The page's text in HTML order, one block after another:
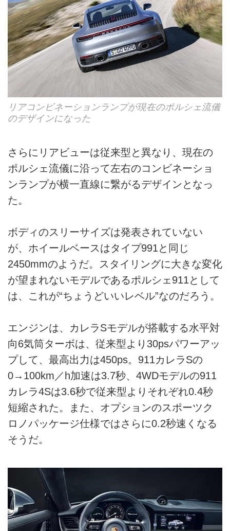
リアコンビネーションランプが現在のポルシェ流儀
のデザインになった
さらにリアビューは従来型と異なり、現在の
ポルシェ流儀に沿って左右のコンビネーショ
ンランプが横一直線に繋がるデザインとなっ
た。
ボディのスリーサイズは発表されていない
が、ホイールベースはタイプ991と同じ
2450mmのようだ。スタイリングに大きな変化
が望まれないモデルであるポルシェ911として
は、これが“ちょうどいいレベル”なのだろう。
エンジンは、カレラSモデルが搭載する水平対
向6気筒ターボは、従来型より30psパワーアッ
プして、最高出力は450ps。911カレラSの
0→100km／h加速は3.7秒、4WDモデルの911
カレラ4Sは3.6秒で従来型よりそれぞれ0.4秒
短縮された。また、オプションのスポーツク
ロノパッケージ仕様ではさらに0.2秒速くなる
そうだ。